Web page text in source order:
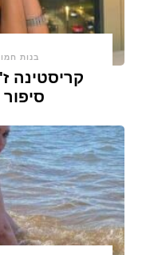
בנות
קריסטינה